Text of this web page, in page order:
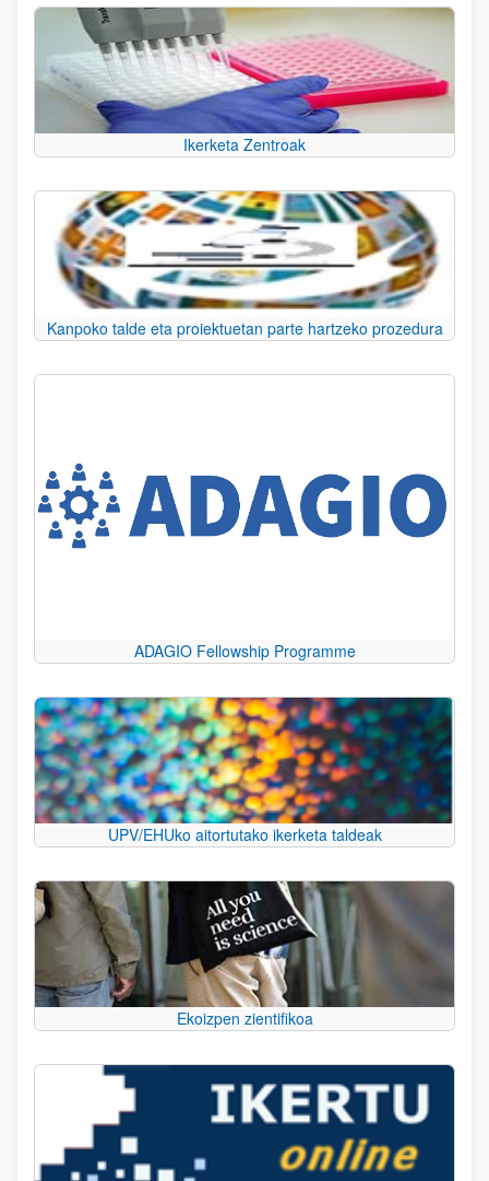
Ikerketa Zentroak
Kanpoko talde eta proiektuetan parte hartzeko prozedura
ADAGIO Fellowship Programme
UPV/EHUko aitortutako ikerketa taldeak
Ekoizpen zientifikoa